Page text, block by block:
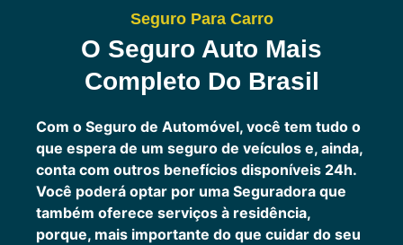
Seguro Para Carro
O Seguro Auto Mais
Completo Do Brasil
Com o Seguro de Automóvel, você tem tudo o
que espera de um seguro de veículos e, ainda,
conta com outros benefícios disponíveis 24h.
Você poderá optar por uma Seguradora que
também oferece serviços à residência,
porque, mais importante do que cuidar do seu